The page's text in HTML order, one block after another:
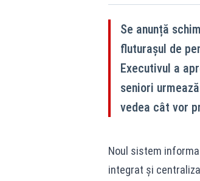
Se anunță
fluturașul de
Executivul a
seniori
vedea cât vor
Noul sistem
integrat şi